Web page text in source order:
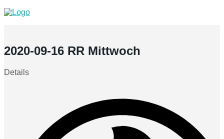
2020-09-16 RR Mittwoch
Details